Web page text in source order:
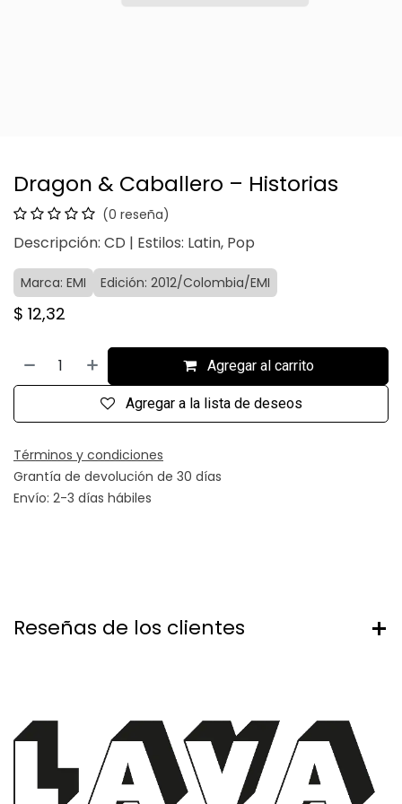
Dragon & Caballero – Historias
(0 reseña)
Descripción: CD | Estilos: Latin, Pop
Marca: EMI Edición: 2012/Colombia/EMI
$ 12,32
Agregar al carrito
Agregar a la lista de deseos
Términos y condiciones
Grantía de devolución de 30 días
Envío: 2-3 días hábiles
Reseñas de los clientes